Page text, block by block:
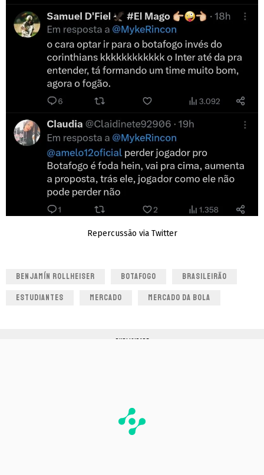
Repercussão via Twitter
BENJAMÍN ROLLHEISER BOTAFOGO BRASILEIRÃO
ESTUDIANTES MERCADO MERCADO DA BOLA
PUBLICIDADE